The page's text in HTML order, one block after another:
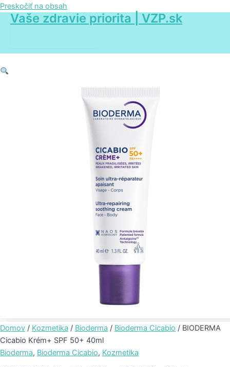
Preskočiť na obsah
Vaše zdravie priorita | VZP.sk
Domov / Kozmetika / Bioderma / Bioderma Cicabio / BIODERMA
Cicabio Krém+ SPF 50+ 40ml
Bioderma, Bioderma Cicabio, Kozmetika